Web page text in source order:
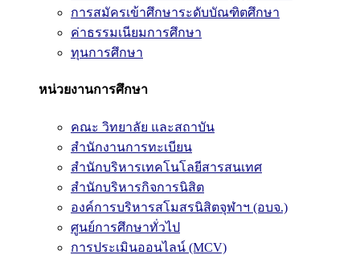
การสมัครเข้าศึกษาระดับบัณฑิตศึกษา
ค่าธรรมเนียมการศึกษา
ทุนการศึกษา
หน่วยงานการศึกษา
คณะ วิทยาลัย และสถาบัน
สำนักงานการทะเบียน
สำนักบริหารเทคโนโลยีสารสนเทศ
สำนักบริหารกิจการนิสิต
องค์การบริหารสโมสรนิสิตจุฬาฯ (อบจ.)
ศูนย์การศึกษาทั่วไป
การประเมินออนไลน์ (MCV)